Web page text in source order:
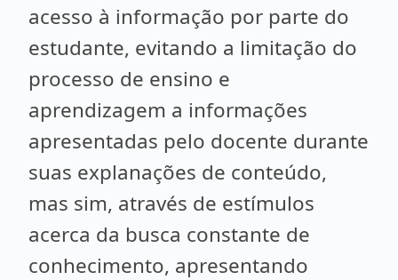
acesso à informação por parte do
estudante, evitando a limitação do
processo de ensino e
aprendizagem a informações
apresentadas pelo docente durante
suas explanações de conteúdo,
mas sim, através de estímulos
acerca da busca constante de
conhecimento, apresentando